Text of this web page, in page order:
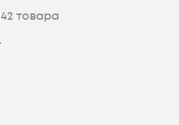
42 товара